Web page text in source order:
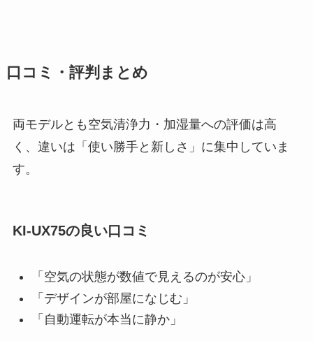
口コミ・評判まとめ
両モデルとも空気清浄力・加湿量への評価は高
く、違いは「使い勝手と新しさ」に集中していま
す。
KI-UX75の良い口コミ
「空気の状態が数値で見えるのが安心」
「デザインが部屋になじむ」
「自動運転が本当に静か」